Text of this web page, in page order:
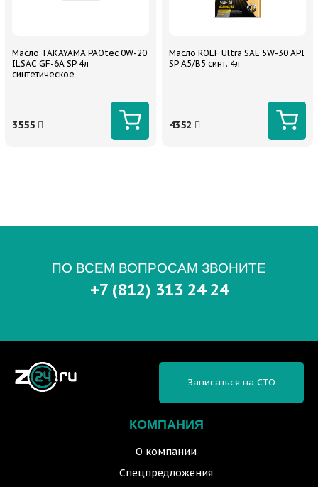
Масло TAKAYAMA PAOtec 0W-20
ILSAC GF-6A SP 4л
синтетическое
3555
Масло ROLF Ultra SAE 5W-30 API
SP A5/B5 синт. 4л
4352
ПО ВСЕМ ВОПРОСАМ ЗВОНИТЕ
+7 (812) 313 24 24
КОМПАНИЯ
О компании
Спецпредложения
Записаться на СТО